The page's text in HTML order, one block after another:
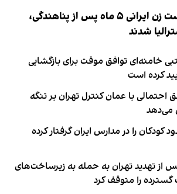
دو فوتبالیست زن ایرانی ۵ ماه پس از پناهندگی،
شدند
خامنه‌ای توافق موقت برای بازگشایی
کرده است
احتمالی با عمان کنترل تهران بر تنگه
می‌دهد
کودکان را در مدارس ایران گرفتار کرده
از تهدید تهران به حمله به زیرساخت‌های
را متوقف کرد